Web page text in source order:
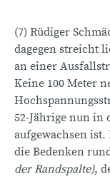
(7) Rüdiger
dagegen streicht
an einer
Keine 100 Meter
52-Jährige nun in
aufgewachsen
die Bedenken
der Randspalte),